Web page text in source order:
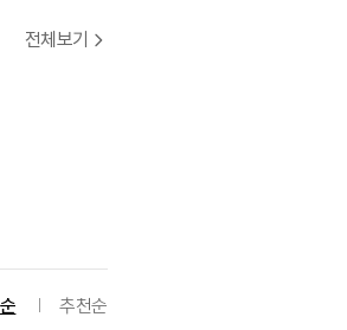
전체보기
추천순